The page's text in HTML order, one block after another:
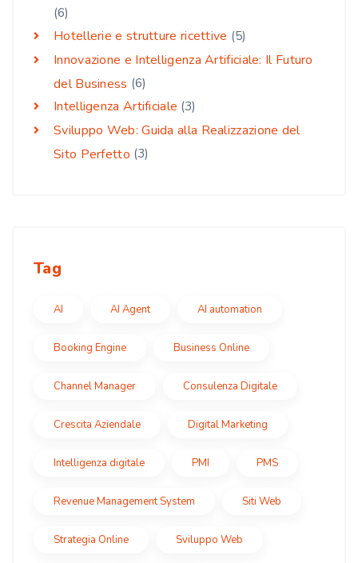
(6)
Hotellerie e strutture ricettive (5)
Innovazione e Intelligenza Artificiale: Il Futuro
del Business (6)
Intelligenza Artificiale (3)
Sviluppo Web: Guida alla Realizzazione del
Sito Perfetto (3)
Tag
AI AI Agent AI automation
Booking Engine Business Online
Channel Manager Consulenza Digitale
Crescita Aziendale Digital Marketing
Intelligenza digitale PMI PMS
Revenue Management System Siti Web
Strategia Online Sviluppo Web